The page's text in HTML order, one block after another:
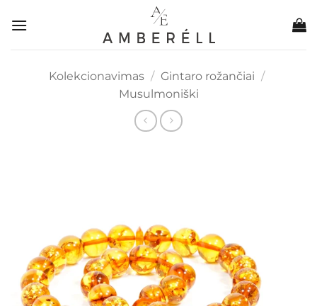
Kolekcionavimas / Gintaro rožančiai /
Musulmoniški